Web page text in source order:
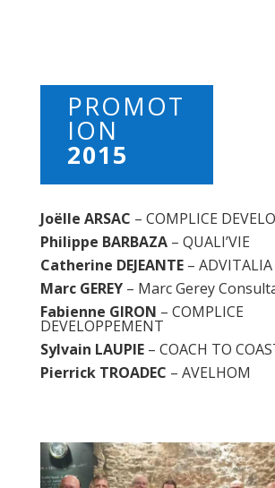
PROMOT
ION
2015
Joëlle ARSAC – COMPLICE
Philippe BARBAZA – QUALI’VIE
Catherine DEJEANTE – ADVITALIA
Marc GEREY – Marc Gerey
Fabienne GIRON – COMPLICE
DEVELOPPEMENT
Sylvain LAUPIE – COACH TO
Pierrick TROADEC – AVELHOM